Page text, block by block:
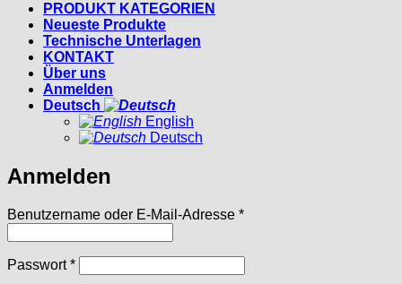
PRODUKT KATEGORIEN
Neueste Produkte
Technische Unterlagen
KONTAKT
Über uns
Anmelden
Deutsch
English
Deutsch
Anmelden
Benutzername oder E-Mail-Adresse *Erforderlich
Passwort*Erforderlich